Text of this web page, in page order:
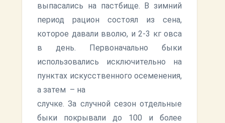
выпасались на пастбище. В зимний
период рацион состоял из сена,
которое давали вволю, и 2-3 кг овса
в день. Первоначально быки
использовались исключительно на
пунктах искусственного осеменения,
а затем – на
случке. За случной сезон отдельные
быки покрывали до 100 и более